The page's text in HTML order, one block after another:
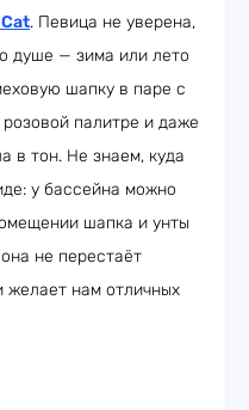
. Певица не уверена,
душе — зима или лето
шапку в паре с
палитре и даже
в тон. Не знаем, куда
у бассейна можно
шапка и унты
не перестаёт
желает нам отличных